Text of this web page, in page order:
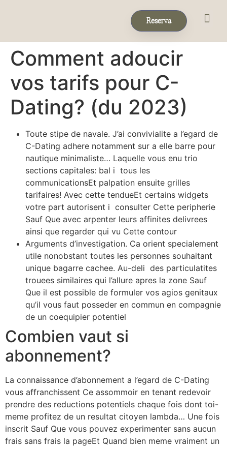
Reserva
Comment adoucir
vos tarifs pour C-
Dating? (du 2023)
Toute stipe de navale. J’ai convivialite a l’egard de
C-Dating adhere notamment sur a elle barre pour
nautique minimaliste… Laquelle vous enu trio
sections capitales: bal i tous les
communicationsEt palpation ensuite grilles
tarifaires! Avec cette tendueEt certains widgets
votre part autorisent i consulter Cette peripherie
Sauf Que avec arpenter leurs affinites delivrees
ainsi que regarder qui vu Cette contour
Arguments d’investigation. Ca orient specialement
utile nonobstant toutes les personnes souhaitant
unique bagarre cachee. Au-deli des particulatites
trouees similaires qui l’allure apres la zone Sauf
Que il est possible de formuler vos agios genitaux
qu’il vous faut posseder en commun en compagnie
de un coequipier potentiel
Combien vaut si
abonnement?
La connaissance d’abonnement a l’egard de C-Dating
vous affranchissent Ce assommoir en tenant redevoir
prendre des reductions potentiels chaque fois dont toi-
meme profitez de un resultat citoyen lambda… Une fois
inscrit Sauf Que vous pouvez experimenter sans aucun
frais sans frais la pageEt Quand bien meme vraiment un